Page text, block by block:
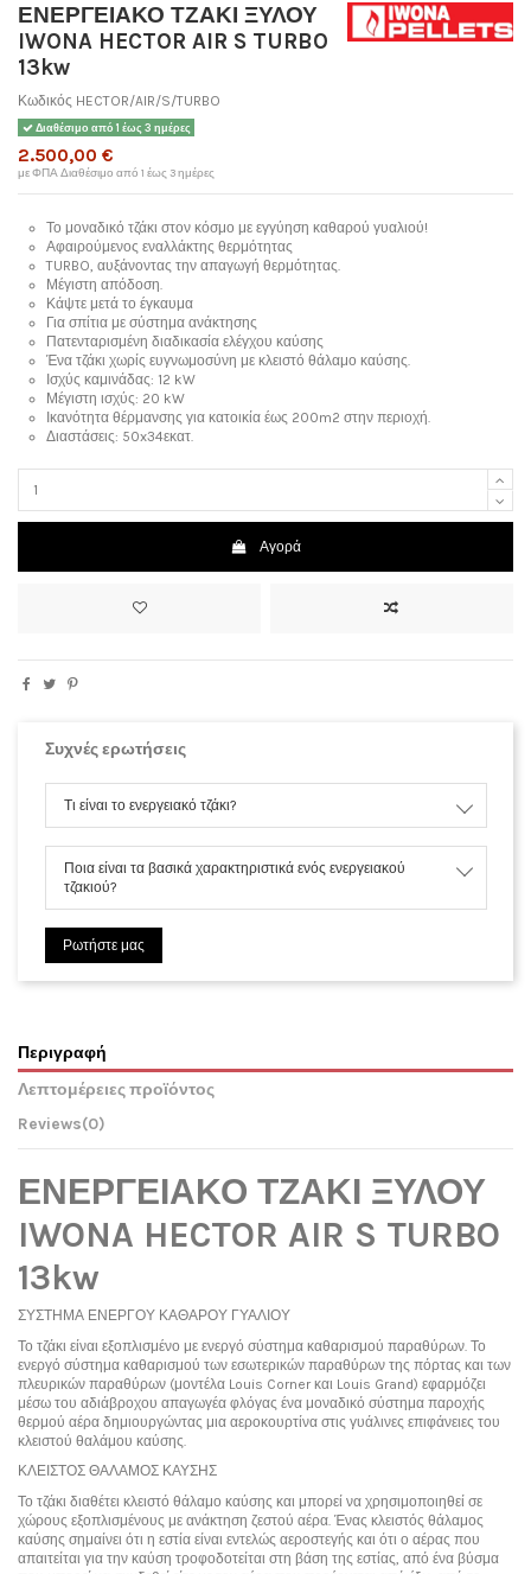
ΕΝΕΡΓΕΙΑΚΟ ΤΖΑΚΙ ΞΥΛΟΥ
IWONA HECTOR AIR S TURBO
13kw
Κωδικός HECTOR/AIR/S/TURBO
Διαθέσιμο από 1 έως 3 ημέρες
2.500,00 €
με ΦΠΑΔιαθέσιμο από 1 έως 3 ημέρες
Το μοναδικό τζάκι στον κόσμο με εγγύηση καθαρού γυαλιού!
Αφαιρούμενος εναλλάκτης θερμότητας
TURBO, αυξάνοντας την απαγωγή θερμότητας.
Μέγιστη απόδοση.
Κάψτε μετά το έγκαυμα
Για σπίτια με σύστημα ανάκτησης
Πατενταρισμένη διαδικασία ελέγχου καύσης
Ένα τζάκι χωρίς ευγνωμοσύνη με κλειστό θάλαμο καύσης.
Ισχύς καμινάδας: 12 kW
Μέγιστη ισχύς: 20 kW
Ικανότητα θέρμανσης για κατοικία έως 200m2 στην περιοχή.
Διαστάσεις: 50x34εκατ.
Αγορά
Συχνές ερωτήσεις
Τι είναι το ενεργειακό τζάκι?
Ποια είναι τα βασικά χαρακτηριστικά ενός ενεργειακού
τζακιού?
Ρωτήστε μας
Περιγραφή
Λεπτομέρειες προϊόντος
Reviews(0)
ΕΝΕΡΓΕΙΑΚΟ ΤΖΑΚΙ ΞΥΛΟΥ
IWONA HECTOR AIR S TURBO
13kw
ΣΥΣΤΗΜΑ ΕΝΕΡΓΟΥ ΚΑΘΑΡΟΥ ΓΥΑΛΙΟΥ
Το τζάκι είναι εξοπλισμένο με ενεργό σύστημα καθαρισμού παραθύρων. Το
ενεργό σύστημα καθαρισμού των εσωτερικών παραθύρων της πόρτας και των
πλευρικών παραθύρων (μοντέλα Louis Corner και Louis Grand) εφαρμόζει
μέσω του αδιάβροχου απαγωγέα φλόγας ένα μοναδικό σύστημα παροχής
θερμού αέρα δημιουργώντας μια αεροκουρτίνα στις γυάλινες επιφάνειες του
κλειστού θαλάμου καύσης.
ΚΛΕΙΣΤΟΣ ΘΑΛΑΜΟΣ ΚΑΥΣΗΣ
Το τζάκι διαθέτει κλειστό θάλαμο καύσης και μπορεί να χρησιμοποιηθεί σε
χώρους εξοπλισμένους με ανάκτηση ζεστού αέρα. Ένας κλειστός θάλαμος
καύσης σημαίνει ότι η εστία είναι εντελώς αεροστεγής και ότι ο αέρας που
απαιτείται για την καύση τροφοδοτείται στη βάση της εστίας, από ένα βύσμα